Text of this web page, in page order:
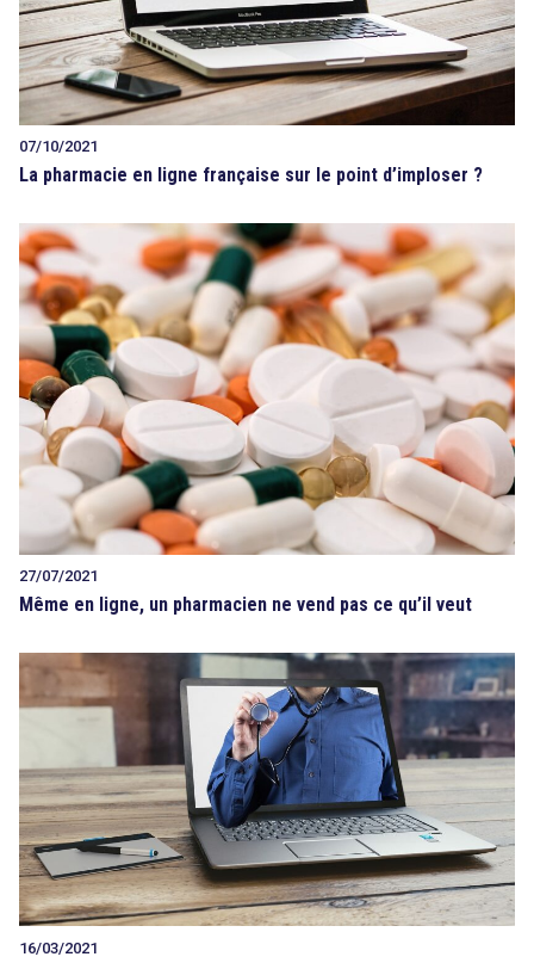
07/10/2021
La pharmacie en ligne française sur le point d’imploser ?
27/07/2021
Même en ligne, un pharmacien ne vend pas ce qu’il veut
16/03/2021